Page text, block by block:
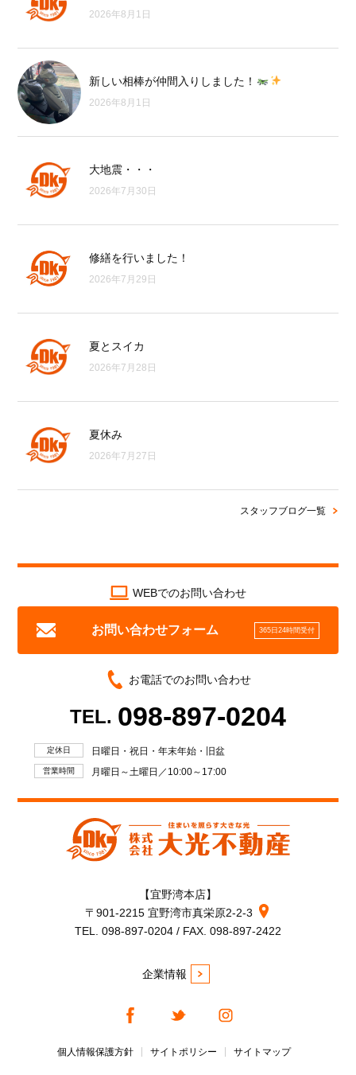
2026年8月1日
新しい相棒が仲間入りしました！
2026年8月1日
大地震・・・
2026年7月30日
修繕を行いました！
2026年7月29日
夏とスイカ
2026年7月28日
夏休み
2026年7月27日
スタッフブログ一覧
WEBでのお問い合わせ
お問い合わせフォーム 365日24時間受付
お電話でのお問い合わせ
TEL. 098-897-0204
定休日 日曜日・祝日・年末年始・旧盆
営業時間 月曜日～土曜日／10:00～17:00
【宜野湾本店】
〒901-2215 宜野湾市真栄原2-2-3
TEL. 098-897-0204 / FAX. 098-897-2422
企業情報
個人情報保護方針 サイトポリシー サイトマップ